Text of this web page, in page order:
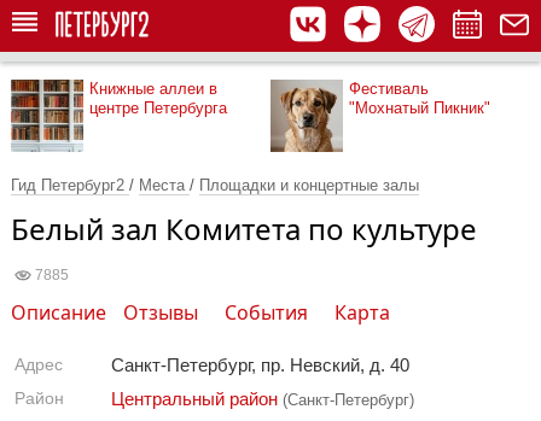
Книжные аллеи в
центре Петербурга
Фестиваль
"Мохнатый Пикник"
Гид Петербург2 / Места / Площадки и концертные залы
Белый зал Комитета по культуре
7885
Описание Отзывы События Карта
Адрес Санкт-Петербург, пр. Невский, д. 40
Район Центральный район (Санкт-Петербург)